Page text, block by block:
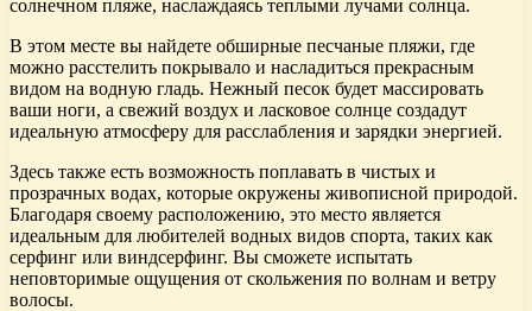
солнечном пляже, наслаждаясь теплыми лучами солнца.
В этом месте вы найдете обширные песчаные пляжи, где
можно расстелить покрывало и насладиться прекрасным
видом на водную гладь. Нежный песок будет массировать
ваши ноги, а свежий воздух и ласковое солнце создадут
идеальную атмосферу для расслабления и зарядки энергией.
Здесь также есть возможность поплавать в чистых и
прозрачных водах, которые окружены живописной природой.
Благодаря своему расположению, это место является
идеальным для любителей водных видов спорта, таких как
серфинг или виндсерфинг. Вы сможете испытать
неповторимые ощущения от скольжения по волнам и ветру
волосы.